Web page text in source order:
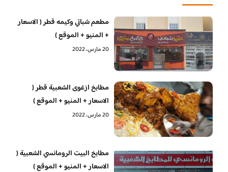
مطعم شباتي وكيمه قطر ( الاسعار
+ المنيو + الموقع )
20 مارس، 2022
مطابخ ازغوى الشعبية قطر (
الاسعار + المنيو + الموقع )
20 مارس، 2022
مطابخ البيت الرومانسي الشعبية (
الاسعار + المنيو + الموقع )